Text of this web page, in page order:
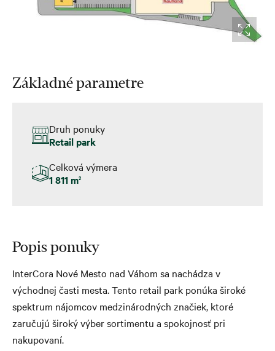
Základné parametre
Druh ponuky
Retail park
Celková výmera
1 811 m2
Popis ponuky
InterCora Nové Mesto nad Váhom sa nachádza v
východnej časti mesta. Tento retail park ponúka široké
spektrum nájomcov medzinárodných značiek, ktoré
zaručujú široký výber sortimentu a spokojnosť pri
nakupovaní.